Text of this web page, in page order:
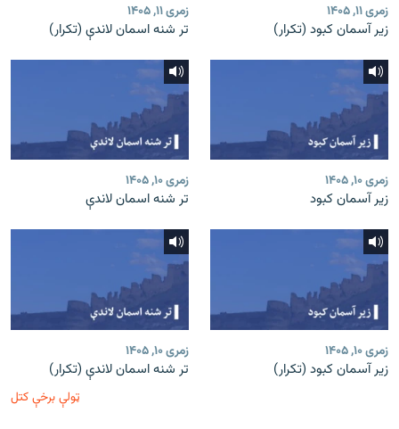
زمری ۱۱, ۱۴۰۵
زیر آسمان کبود (تکرار)
زمری ۱۱, ۱۴۰۵
تر شنه اسمان لاندې (تکرار)
زمری ۱۰, ۱۴۰۵
زیر آسمان کبود
زمری ۱۰, ۱۴۰۵
تر شنه اسمان لاندې
زمری ۱۰, ۱۴۰۵
زیر آسمان کبود (تکرار)
زمری ۱۰, ۱۴۰۵
تر شنه اسمان لاندې (تکرار)
ټولې برخې کتل